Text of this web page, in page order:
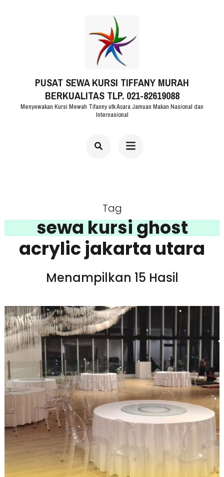
PUSAT SEWA KURSI TIFFANY MURAH
BERKUALITAS TLP. 021-82619088
Menyewakan Kursi Mewah Tifanny utk Acara Jamuan Makan Nasional dan
Internasional
Tag
sewa kursi ghost
acrylic jakarta utara
Menampilkan 15 Hasil